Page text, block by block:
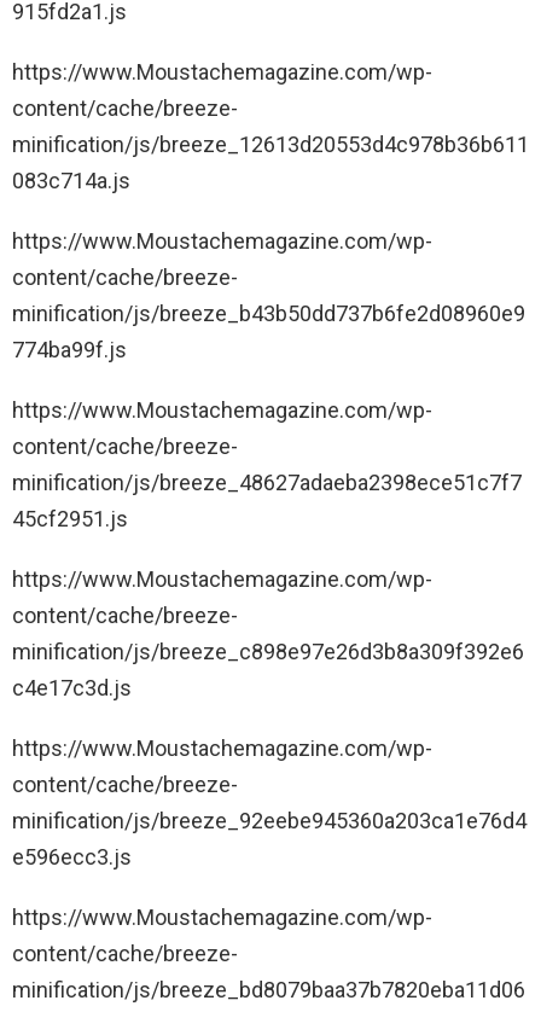
915fd2a1.js
https://www.Moustachemagazine.com/wp-
content/cache/breeze-
minification/js/breeze_12613d20553d4c978b36b611
083c714a.js
https://www.Moustachemagazine.com/wp-
content/cache/breeze-
minification/js/breeze_b43b50dd737b6fe2d08960e9
774ba99f.js
https://www.Moustachemagazine.com/wp-
content/cache/breeze-
minification/js/breeze_48627adaeba2398ece51c7f7
45cf2951.js
https://www.Moustachemagazine.com/wp-
content/cache/breeze-
minification/js/breeze_c898e97e26d3b8a309f392e6
c4e17c3d.js
https://www.Moustachemagazine.com/wp-
content/cache/breeze-
minification/js/breeze_92eebe945360a203ca1e76d4
e596ecc3.js
https://www.Moustachemagazine.com/wp-
content/cache/breeze-
minification/js/breeze_bd8079baa37b7820eba11d06